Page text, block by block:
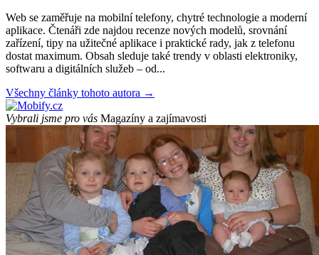
Web se zaměřuje na mobilní telefony, chytré technologie a moderní
aplikace. Čtenáři zde najdou recenze nových modelů, srovnání
zařízení, tipy na užitečné aplikace i praktické rady, jak z telefonu
dostat maximum. Obsah sleduje také trendy v oblasti elektroniky,
softwaru a digitálních služeb – od...
Všechny články tohoto autora →
Vybrali jsme pro vás Magazíny a zajímavosti